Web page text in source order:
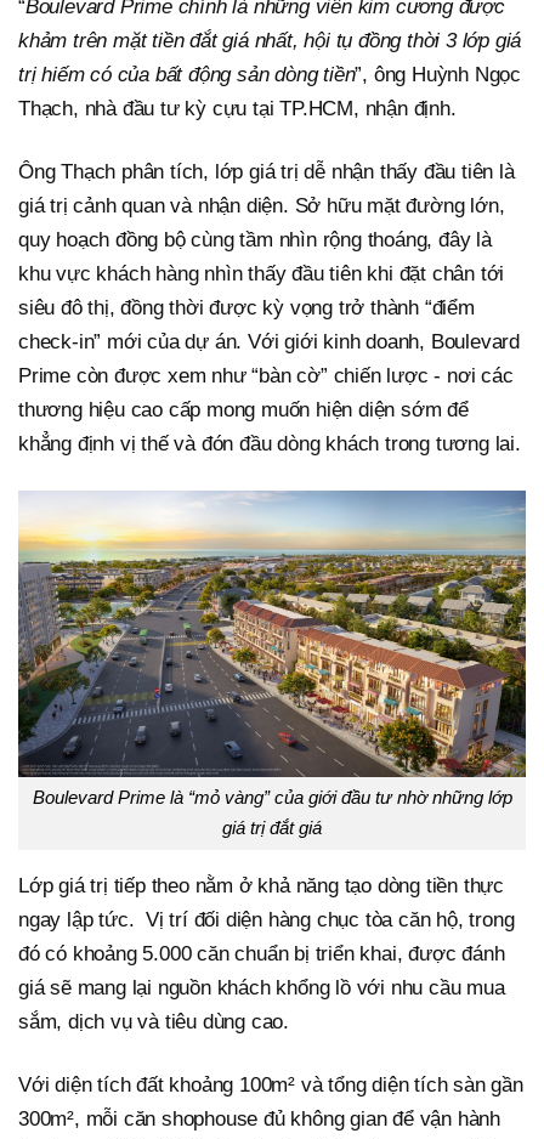
“Boulevard Prime chính là những viên kim cương được
khảm trên mặt tiền đắt giá nhất, hội tụ đồng thời 3 lớp giá
trị hiếm có của bất động sản dòng tiền”, ông Huỳnh Ngọc
Thạch, nhà đầu tư kỳ cựu tại TP.HCM, nhận định.
Ông Thạch phân tích, lớp giá trị dễ nhận thấy đầu tiên là
giá trị cảnh quan và nhận diện. Sở hữu mặt đường lớn,
quy hoạch đồng bộ cùng tầm nhìn rộng thoáng, đây là
khu vực khách hàng nhìn thấy đầu tiên khi đặt chân tới
siêu đô thị, đồng thời được kỳ vọng trở thành “điểm
check-in” mới của dự án. Với giới kinh doanh, Boulevard
Prime còn được xem như “bàn cờ” chiến lược - nơi các
thương hiệu cao cấp mong muốn hiện diện sớm để
khẳng định vị thế và đón đầu dòng khách trong tương lai.
Boulevard Prime là “mỏ vàng” của giới đầu tư nhờ những lớp
giá trị đắt giá
Lớp giá trị tiếp theo nằm ở khả năng tạo dòng tiền thực
ngay lập tức. Vị trí đối diện hàng chục tòa căn hộ, trong
đó có khoảng 5.000 căn chuẩn bị triển khai, được đánh
giá sẽ mang lại nguồn khách khổng lồ với nhu cầu mua
sắm, dịch vụ và tiêu dùng cao.
Với diện tích đất khoảng 100m² và tổng diện tích sàn gần
300m², mỗi căn shophouse đủ không gian để vận hành